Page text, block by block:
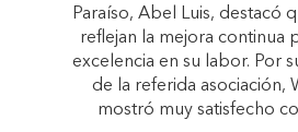
Paraíso, Abel Luis, destacó
reflejan la mejora continua
excelencia en su labor. Por
de la referida asociación,
mostró muy satisfecho